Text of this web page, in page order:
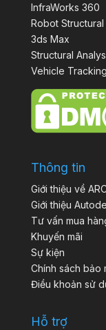
InfraWorks 360
Robot
3ds Max
Structural
Vehicle Tracking
Thông tin
Giới thiệu về
Giới thiệu
Tư vấn mua
Khuyến mãi
Sự kiện
Chính sách bảo
Điều khoản sử
Hỗ trợ